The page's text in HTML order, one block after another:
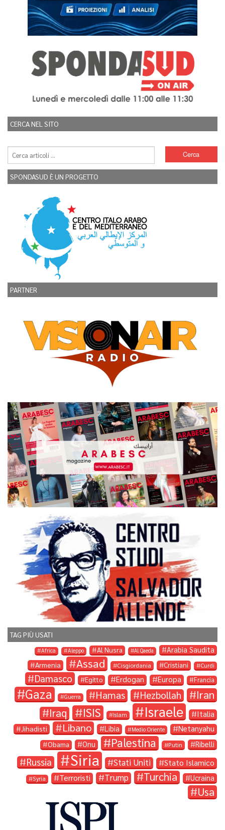
CERCA NEL SITO
SPONDASUD È UN PROGETTO
PARTNER
TAG PIÙ USATI
Africa Aleppo Al Nusra Al Qaeda Arabia Saudita
Armenia Assad Cisgiordania Cristiani Curdi
Damasco Egitto Erdogan Europa Francia
Gaza Guerra Hamas Hezbollah Iran
Iraq ISIS Islam Israele Italia
Jihadisti Libano Libia Medio Oriente Netanyahu
Obama Onu Palestina Putin Ribelli
Russia Siria Stati Uniti Stato Islamico
Syria Terroristi Trump Turchia Ucraina
Usa